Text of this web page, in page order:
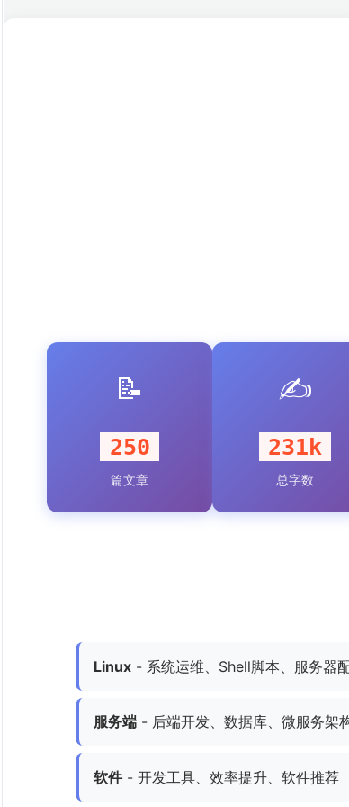
📝
250
篇文章
✍️
231k
总字数
Linux - 系统运维、Shell脚本、服务器
服务端 - 后端开发、数据库、微服务架
软件- 开发工具、效率提升、软件推荐